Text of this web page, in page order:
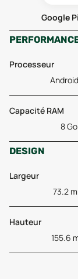
Google
Processeur
Capacité RAM
8 Go
DESIGN
Largeur
73.2
Hauteur
155.6